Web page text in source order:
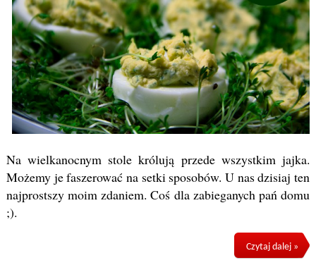
Na wielkanocnym stole królują przede wszystkim jajka.
Możemy je faszerować na setki sposobów. U nas dzisiaj ten
najprostszy moim zdaniem. Coś dla zabieganych pań domu
;).
Czytaj dalej »